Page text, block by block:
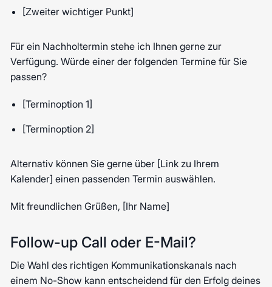
[Zweiter wichtiger Punkt]
Für ein Nachholtermin stehe ich Ihnen gerne zur
Verfügung. Würde einer der folgenden Termine für Sie
passen?
[Terminoption 1]
[Terminoption 2]
Alternativ können Sie gerne über [Link zu Ihrem
Kalender] einen passenden Termin auswählen.
Mit freundlichen Grüßen, [Ihr Name]
Follow-up Call oder E-Mail?
Die Wahl des richtigen Kommunikationskanals nach
einem No-Show kann entscheidend für den Erfolg deines